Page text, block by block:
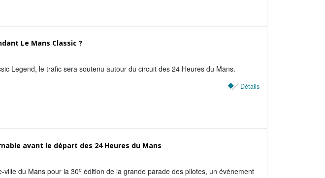
Le Mans Classic ?
Legend, le trafic sera soutenu autour du circuit des 24 Heures du Mans.
Détails
avant le départ des 24 Heures du Mans
ville du Mans pour la 30eédition de la grande parade des pilotes, un événement